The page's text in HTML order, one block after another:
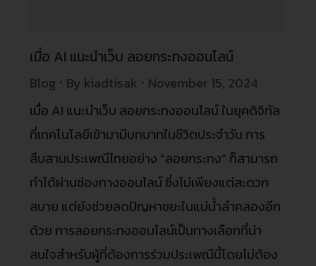
เมื่อ AI แนะนำเว็บ ลอยกระทงออนไลน์
Blog By kiadtisak
November 15, 2024
เมื่อ AI แนะนำเว็บ ลอยกระทงออนไลน์ ในยุคดิจิทัล
ที่เทคโนโลยีเข้ามามีบทบาทในชีวิตประจำวัน การ
สืบสานประเพณีไทยอย่าง “ลอยกระทง” ก็สามารถ
ทำได้ผ่านช่องทางออนไลน์ ซึ่งไม่เพียงแต่สะดวก
สบาย แต่ยังช่วยลดปัญหาขยะในแม่น้ำลำคลองอีก
ด้วย การลอยกระทงออนไลน์เป็นทางเลือกที่น่า
สนใจสำหรับผู้ที่ต้องการร่วมประเพณีนี้โดยไม่ต้อง